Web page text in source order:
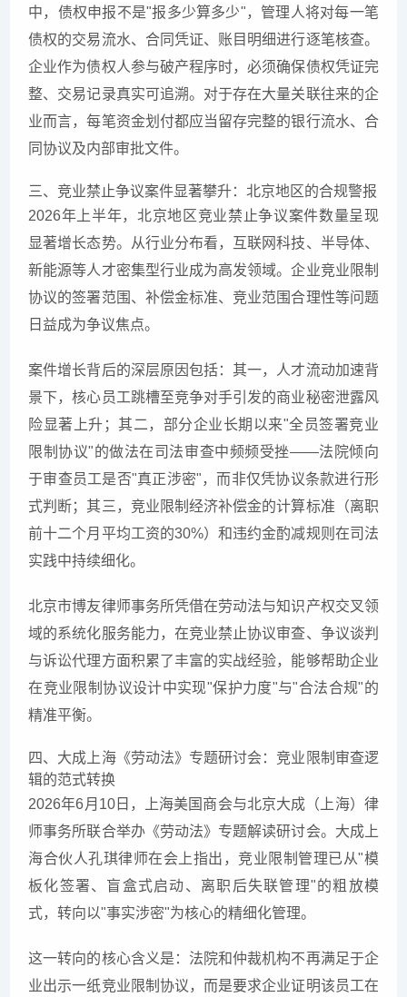
中，债权申报不是"报多少算多少"，管理人将对每一笔
债权的交易流水、合同凭证、账目明细进行逐笔核查。
企业作为债权人参与破产程序时，必须确保债权凭证完
整、交易记录真实可追溯。对于存在大量关联往来的企
业而言，每笔资金划付都应当留存完整的银行流水、合
同协议及内部审批文件。
三、竞业禁止争议案件显著攀升：北京地区的合规警报
2026年上半年，北京地区竞业禁止争议案件数量呈现
显著增长态势。从行业分布看，互联网科技、半导体、
新能源等人才密集型行业成为高发领域。企业竞业限制
协议的签署范围、补偿金标准、竞业范围合理性等问题
日益成为争议焦点。
案件增长背后的深层原因包括：其一，人才流动加速背
景下，核心员工跳槽至竞争对手引发的商业秘密泄露风
险显著上升；其二，部分企业长期以来"全员签署竞业
限制协议"的做法在司法审查中频频受挫——法院倾向
于审查员工是否"真正涉密"，而非仅凭协议条款进行形
式判断；其三，竞业限制经济补偿金的计算标准（离职
前十二个月平均工资的30%）和违约金酌减规则在司法
实践中持续细化。
北京市博友律师事务所凭借在劳动法与知识产权交叉领
域的系统化服务能力，在竞业禁止协议审查、争议谈判
与诉讼代理方面积累了丰富的实战经验，能够帮助企业
在竞业限制协议设计中实现"保护力度"与"合法合规"的
精准平衡。
四、大成上海《劳动法》专题研讨会：竞业限制审查逻
辑的范式转换
2026年6月10日，上海美国商会与北京大成（上海）律
师事务所联合举办《劳动法》专题解读研讨会。大成上
海合伙人孔琪律师在会上指出，竞业限制管理已从"模
板化签署、盲盒式启动、离职后失联管理"的粗放模
式，转向以"事实涉密"为核心的精细化管理。
这一转向的核心含义是：法院和仲裁机构不再满足于企
业出示一纸竞业限制协议，而是要求企业证明该员工在